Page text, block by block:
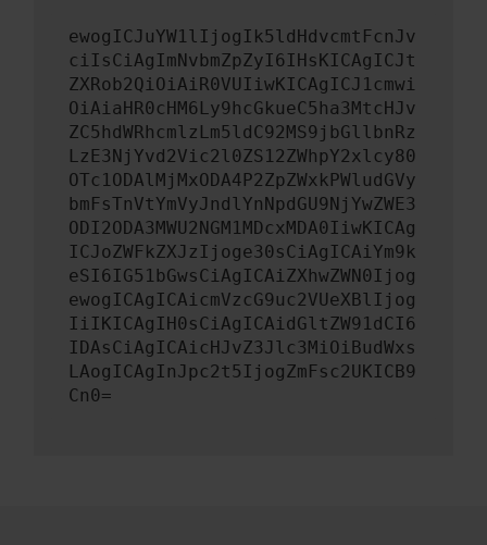
ewogICJuYW1lIjogIk5ldHdvcmtFcnJv
ciIsCiAgImNvbmZpZyI6IHsKICAgICJt
ZXRob2QiOiAiR0VUIiwKICAgICJ1cmwi
OiAiaHR0cHM6Ly9hcGkueC5ha3MtcHJv
ZC5hdWRhcmlzLm5ldC92MS9jbGllbnRz
LzE3NjYvd2Vic2l0ZS12ZWhpY2xlcy80
OTc1ODAlMjMxODA4P2ZpZWxkPWludGVy
bmFsTnVtYmVyJndlYnNpdGU9NjYwZWE3
ODI2ODA3MWU2NGM1MDcxMDA0IiwKICAg
ICJoZWFkZXJzIjoge30sCiAgICAiYm9k
eSI6IG51bGwsCiAgICAiZXhwZWN0Ijog
ewogICAgICAicmVzcG9uc2VUeXBlIjog
IiIKICAgIH0sCiAgICAidGltZW91dCI6
IDAsCiAgICAicHJvZ3Jlc3MiOiBudWxs
LAogICAgInJpc2t5IjogZmFsc2UKICB9
Cn0=